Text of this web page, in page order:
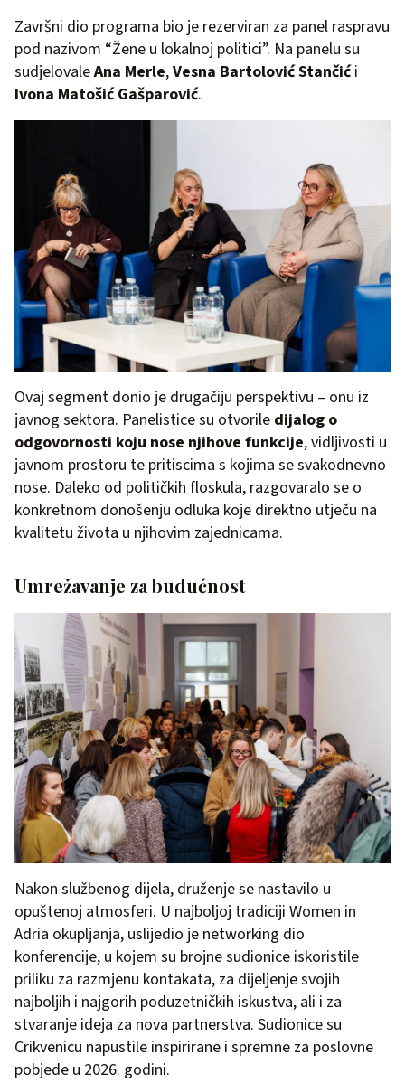
Završni dio programa bio je rezerviran za panel raspravu
pod nazivom “Žene u lokalnoj politici”. Na panelu su
sudjelovaleAna Merle,Vesna Bartolović Stančići
Ivona Matošić Gašparović.
Ovaj segment donio je drugačiju perspektivu – onu iz
javnog sektora. Panelistice su otvorile dijalog o
odgovornosti koju nose njihove funkcije, vidljivosti u
javnom prostoru te pritiscima s kojima se svakodnevno
nose. Daleko od političkih floskula, razgovaralo se o
konkretnom donošenju odluka koje direktno utječu na
kvalitetu života u njihovim zajednicama.
Umrežavanje za budućnost
Nakon službenog dijela, druženje se nastavilo u
opuštenoj atmosferi. U najboljoj tradiciji Women in
Adria okupljanja, uslijedio je networking dio
konferencije, u kojem su brojne sudionice iskoristile
priliku za razmjenu kontakata, za dijeljenje svojih
najboljih i najgorih poduzetničkih iskustva, ali i za
stvaranje ideja za nova partnerstva. Sudionice su
Crikvenicu napustile inspirirane i spremne za poslovne
pobjede u 2026. godini.